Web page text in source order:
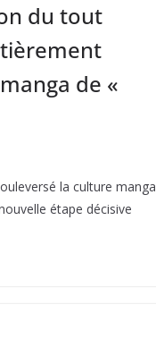
du tout
de «
la culture manga
étape décisive